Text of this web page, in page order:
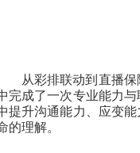
从彩排联动到直播
完成了一次专业能力
提升沟通能力、应变
的理解。